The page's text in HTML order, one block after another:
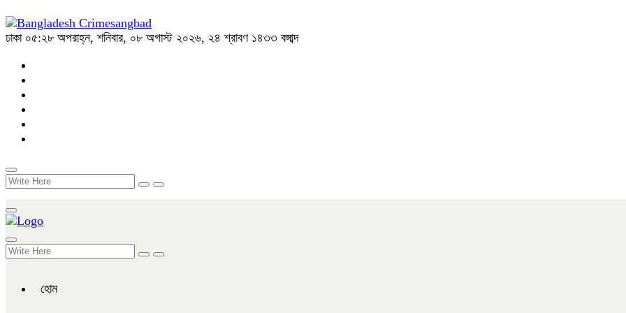
ঢাকা ০৫:২৮ অপরাহ্ন, শনিবার, ০৮ অগাস্ট ২০২৬, ২৪ শ্রাবণ ১৪৩৩ বঙ্গাব্দ
হোম